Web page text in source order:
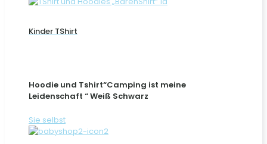
Kinder TShirt
Hoodie und Tshirt“Camping ist meine
Leidenschaft “ Weiß Schwarz
Sie selbst